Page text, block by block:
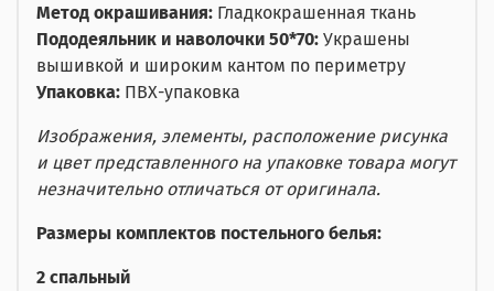
Метод окрашивания: Гладкокрашенная ткань
Пододеяльник и наволочки 50*70: Украшены
вышивкой и широким кантом по периметру
Упаковка: ПВХ-упаковка
Изображения, элементы, расположение рисунка
и цвет представленного на упаковке товара могут
незначительно отличаться от оригинала.
Размеры комплектов постельного белья:
2 спальный